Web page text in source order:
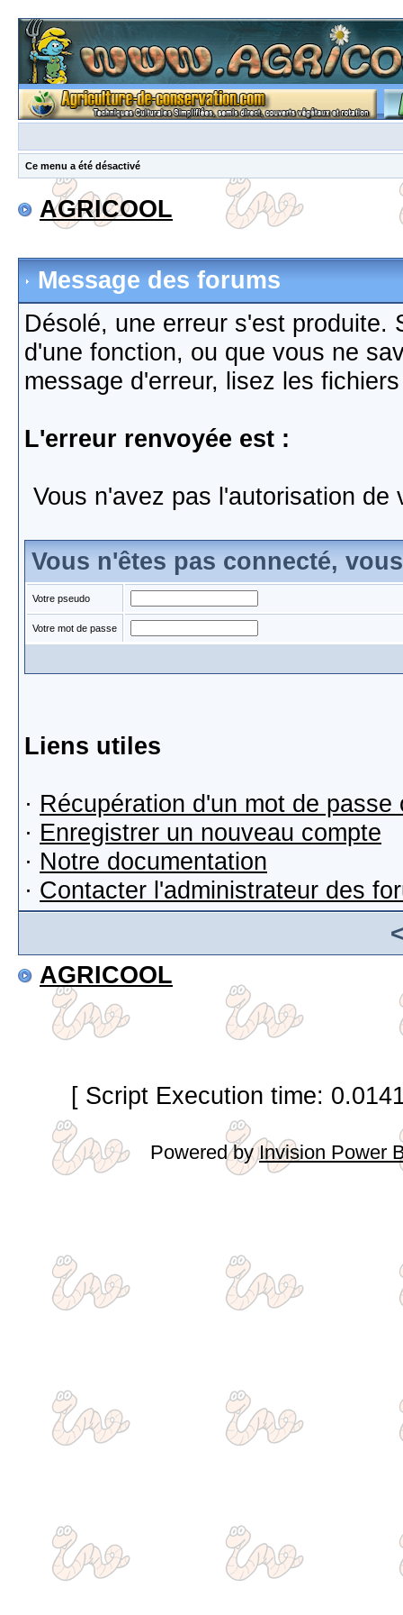
Ce menu a été désactivé
AGRICOOL
Message des forums
Désolé, une erreur s'est produite.
d'une fonction, ou que vous ne
message d'erreur, lisez les
L'erreur renvoyée est :
Vous n'avez pas l'autorisation de
Vous n'êtes pas connecté,
Votre pseudo
Votre mot de passe
Liens utiles
· Récupération d'un mot de passe
· Enregistrer un nouveau compte
· Notre documentation
· Contacter l'administrateur des
AGRICOOL
[ Script Execution time:
Powered byInvision Power